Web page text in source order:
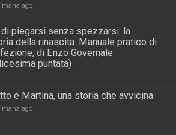
ago
di piegarsi senza spezzarsi: la
della rinascita. Manuale pratico di
di Enzo Governale
puntata)
e Martina, una storia che avvicina
ago